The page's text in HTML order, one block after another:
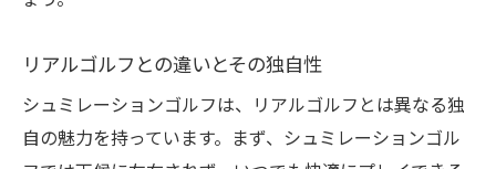
人気のゴルフコースを体験できるシュミレ
ーター
様々なイベントでのシュミレーションゴル
リアルゴルフとの違いとその独自性
シュミレーションゴルフは、リアルゴルフとは異なる独
自の魅力を持っています。まず、シュミレーションゴル